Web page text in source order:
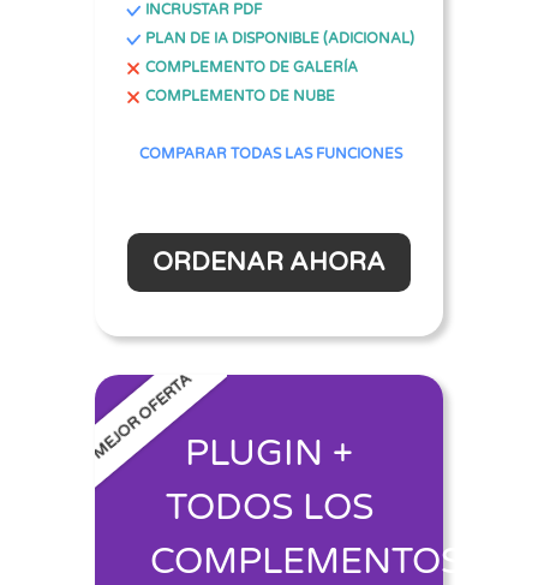
INCRUSTAR PDF
PLAN DE IA DISPONIBLE (ADICIONAL)
COMPLEMENTO DE GALERÍA
COMPLEMENTO DE NUBE
COMPARAR TODAS LAS FUNCIONES
ORDENAR AHORA
MEJOR OFERTAPLUGIN +
TODOS LOS
COMPLEMENTOS